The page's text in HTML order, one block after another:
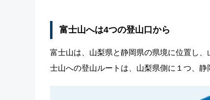
富士山へは4つの登山口から
富士山は、山梨県と静岡県の県境に位置し
士山への登山ルートは、山梨県側に１つ、